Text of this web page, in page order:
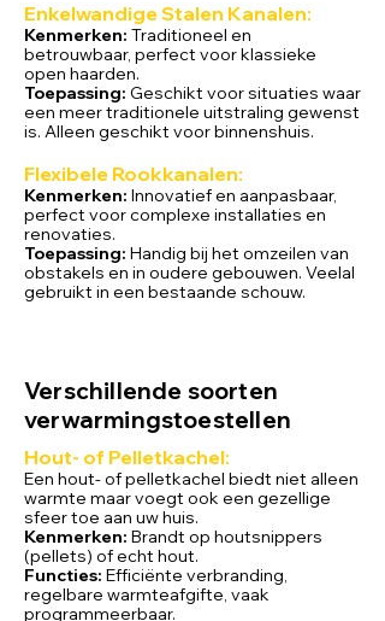
Enkelwandige Stalen Kanalen:
Kenmerken: Traditioneel en
betrouwbaar, perfect voor klassieke
open haarden.
Toepassing: Geschikt voor situaties waar
een meer traditionele uitstraling gewenst
is. Alleen geschikt voor binnenshuis.
Flexibele Rookkanalen:
Kenmerken: Innovatief en aanpasbaar,
perfect voor complexe installaties en
renovaties.
Toepassing: Handig bij het omzeilen van
obstakels en in oudere gebouwen. Veelal
gebruikt in een bestaande schouw.
Verschillende soorten
verwarmingstoestellen
Hout- of Pelletkachel:
Een hout- of pelletkachel biedt niet alleen
warmte maar voegt ook een gezellige
sfeer toe aan uw huis.
Kenmerken: Brandt op houtsnippers
(pellets) of echt hout.
Functies: Efficiënte verbranding,
regelbare warmteafgifte, vaak
programmeerbaar.